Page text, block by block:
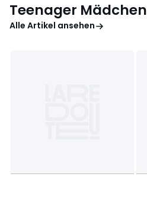
Teenager Mädchen
Alle Artikel ansehen